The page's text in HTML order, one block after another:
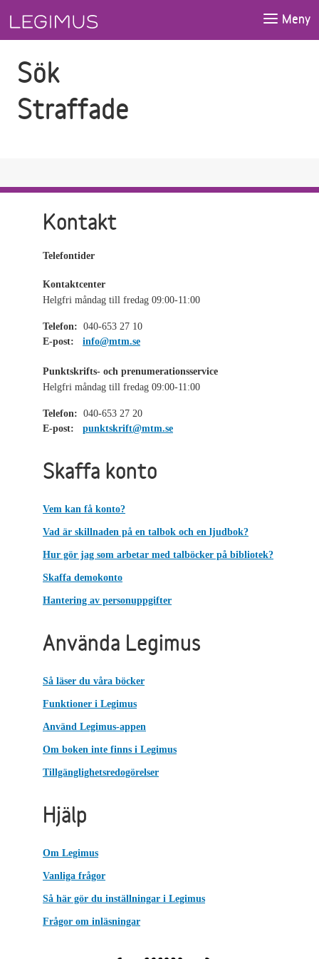
Meny
Sök
Straffade
Kontakt
Telefontider
Kontaktcenter
Helgfri måndag till fredag 09:00-11:00
Telefon: 040-653 27 10
E-post:
info@mtm.se
Punktskrifts- och prenumerationsservice
Helgfri måndag till fredag 09:00-11:00
Telefon: 040-653 27 20
E-post:
punktskrift@mtm.se
Skaffa konto
Vem kan få konto?
Vad är skillnaden på en talbok och en ljudbok?
Hur gör jag som arbetar med talböcker på bibliotek?
Skaffa demokonto
Hantering av personuppgifter
Använda Legimus
Så läser du våra böcker
Funktioner i Legimus
Använd Legimus-appen
Om boken inte finns i Legimus
Tillgänglighetsredogörelser
Hjälp
Om Legimus
Vanliga frågor
Så här gör du inställningar i Legimus
Frågor om inläsningar